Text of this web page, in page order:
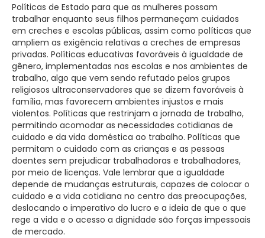
Políticas de Estado para que as mulheres possam
trabalhar enquanto seus filhos permaneçam cuidados
em creches e escolas públicas, assim como políticas que
ampliem as exigência relativas a creches de empresas
privadas. Políticas educativas favoráveis à igualdade de
gênero, implementadas nas escolas e nos ambientes de
trabalho, algo que vem sendo refutado pelos grupos
religiosos ultraconservadores que se dizem favoráveis à
família, mas favorecem ambientes injustos e mais
violentos. Políticas que restrinjam a jornada de trabalho,
permitindo acomodar as necessidades cotidianas de
cuidado e da vida doméstica ao trabalho. Políticas que
permitam o cuidado com as crianças e as pessoas
doentes sem prejudicar trabalhadoras e trabalhadores,
por meio de licenças. Vale lembrar que a igualdade
depende de mudanças estruturais, capazes de colocar o
cuidado e a vida cotidiana no centro das preocupações,
deslocando o imperativo do lucro e a ideia de que o que
rege a vida e o acesso a dignidade são forças impessoais
de mercado.